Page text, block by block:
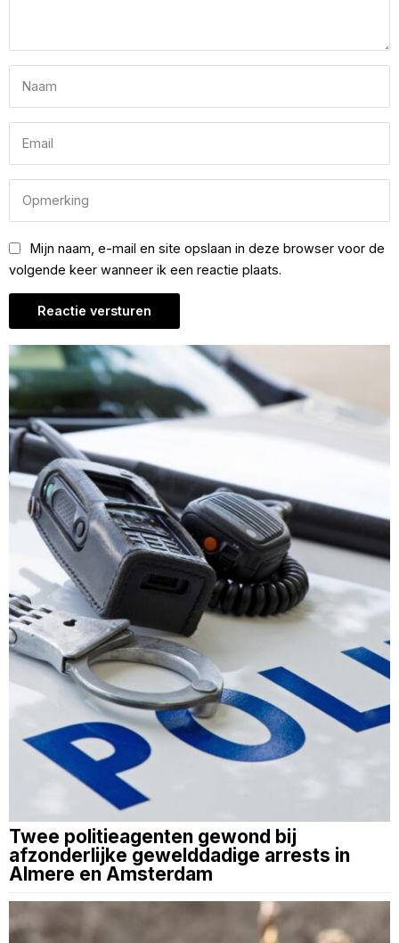
Mijn naam, e-mail en site opslaan in deze browser voor de
volgende keer wanneer ik een reactie plaats.
Twee politieagenten gewond bij
afzonderlijke gewelddadige arrests in
Almere en Amsterdam